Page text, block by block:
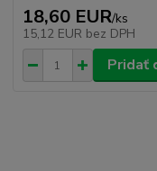
18,60 EUR/ks
15,12 EUR bez DPH
Pridať